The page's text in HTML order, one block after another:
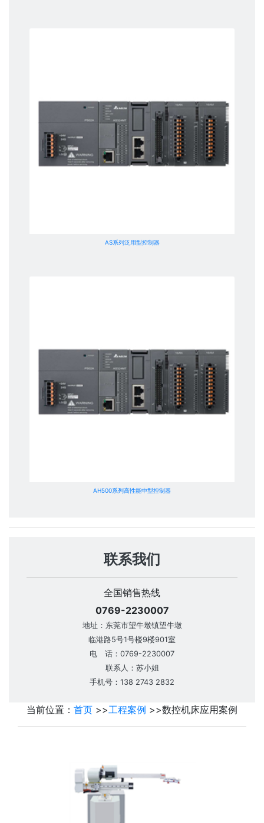
AS系列泛用型控制器
AH500系列高性能中型控制器
联系我们
全国销售热线
0769-2230007
地址：东莞市望牛墩镇望牛墩
临港路5号1号楼9楼901室
电 话：0769-2230007
联系人：苏小姐
手机号：138 2743 2832
当前位置： 首页 >>工程案例 >>数控机床应用案例